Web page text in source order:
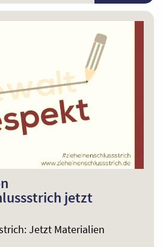
jetzt
Jetzt Materialien